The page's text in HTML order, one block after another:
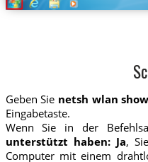
Geben Sie netsh wlan
Eingabetaste.
Wenn Sie in der
unterstützt haben: Ja,
Computer mit einem